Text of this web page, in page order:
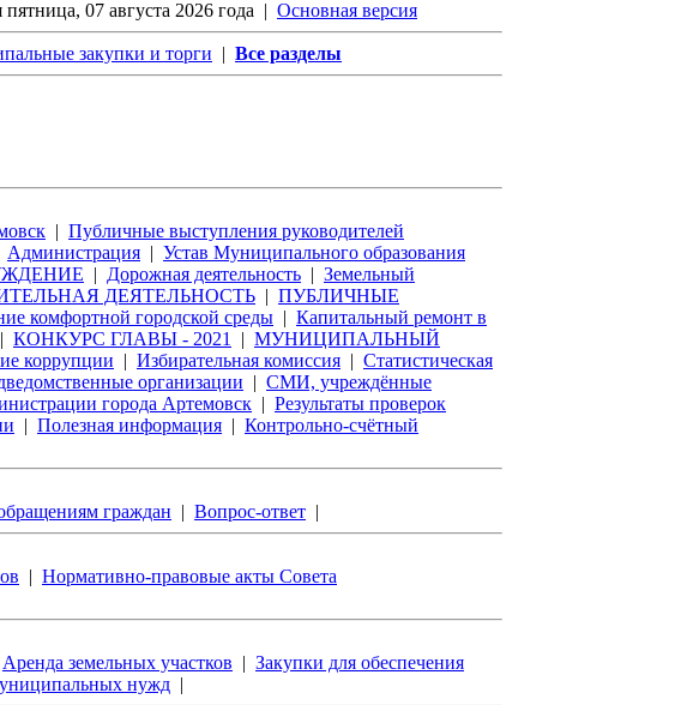
пятница, 07 августа 2026 года | Основная версия
закупки и торги | Все разделы
| Публичные выступления руководителей
Администрация | Устав Муниципального образования
| Дорожная деятельность | Земельный
ДЕЯТЕЛЬНОСТЬ | ПУБЛИЧНЫЕ
комфортной городской среды | Капитальный ремонт в
| КОНКУРС ГЛАВЫ - 2021 | МУНИЦИПАЛЬНЫЙ
коррупции | Избирательная комиссия | Статистическая
организации | СМИ, учреждённые
города Артемовск | Результаты проверок
| Полезная информация | Контрольно-счётный
граждан | Вопрос-ответ |
| Нормативно-правовые акты Совета
Аренда земельных участков | Закупки для обеспечения
нужд |